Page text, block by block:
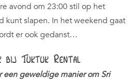
avond om 23:00 stil op het
kunt slapen. In het weekend gaat
er ook gedanst…
bij Tuktuk Rental
een geweldige manier om Sri